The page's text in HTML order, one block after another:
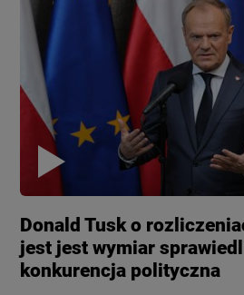
Donald Tusk o
jest jest wymiar
konkurencja polityczna